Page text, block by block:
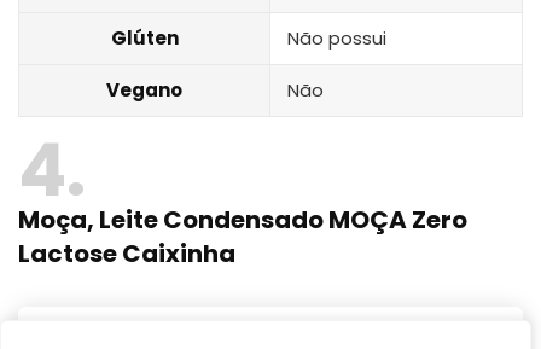
Glúten Não possui
Vegano Não
4
Moça, Leite Condensado MOÇA Zero
Lactose Caixinha